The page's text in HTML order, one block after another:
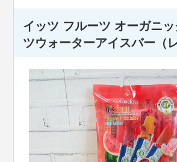
イッツ フルーツ オーガニ
ツウォーターアイスバー（